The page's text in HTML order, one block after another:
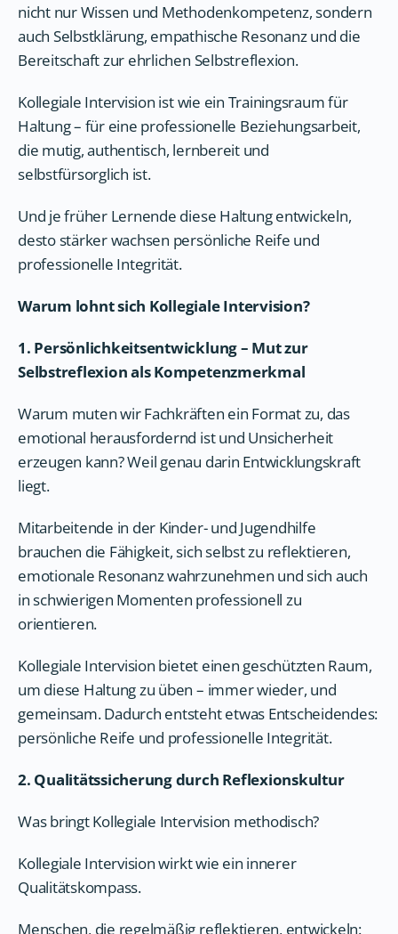
nicht nur Wissen und Methodenkompetenz, sondern
auch Selbstklärung, empathische Resonanz und die
Bereitschaft zur ehrlichen Selbstreflexion.
Kollegiale Intervision ist wie ein Trainingsraum für
Haltung – für eine professionelle Beziehungsarbeit,
die mutig, authentisch, lernbereit und
selbstfürsorglich ist.
Und je früher Lernende diese Haltung entwickeln,
desto stärker wachsen persönliche Reife und
professionelle Integrität.
Warum lohnt sich Kollegiale Intervision?
1. Persönlichkeitsentwicklung – Mut zur
Selbstreflexion als Kompetenzmerkmal
Warum muten wir Fachkräften ein Format zu, das
emotional herausfordernd ist und Unsicherheit
erzeugen kann? Weil genau darin Entwicklungskraft
liegt.
Mitarbeitende in der Kinder- und Jugendhilfe
brauchen die Fähigkeit, sich selbst zu reflektieren,
emotionale Resonanz wahrzunehmen und sich auch
in schwierigen Momenten professionell zu
orientieren.
Kollegiale Intervision bietet einen geschützten Raum,
um diese Haltung zu üben – immer wieder, und
gemeinsam. Dadurch entsteht etwas Entscheidendes:
persönliche Reife und professionelle Integrität.
2. Qualitätssicherung durch Reflexionskultur
Was bringt Kollegiale Intervision methodisch?
Kollegiale Intervision wirkt wie ein innerer
Qualitätskompass.
Menschen, die regelmäßig reflektieren, entwickeln: